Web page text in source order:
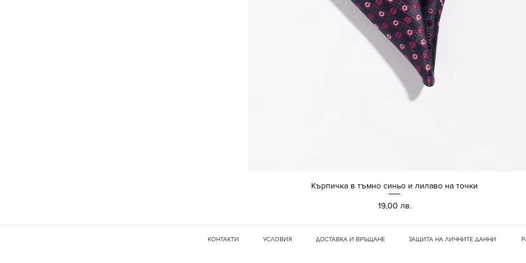
Бърз преглед
Kърпичка в тъмно синьо и лилаво на точки
Цена
19,00 лв.
КОНТАКТИ УСЛОВИЯ ДОСТАВКА И ВРЪЩАНЕ ЗАЩИТА НА ЛИЧНИТЕ ДАННИ